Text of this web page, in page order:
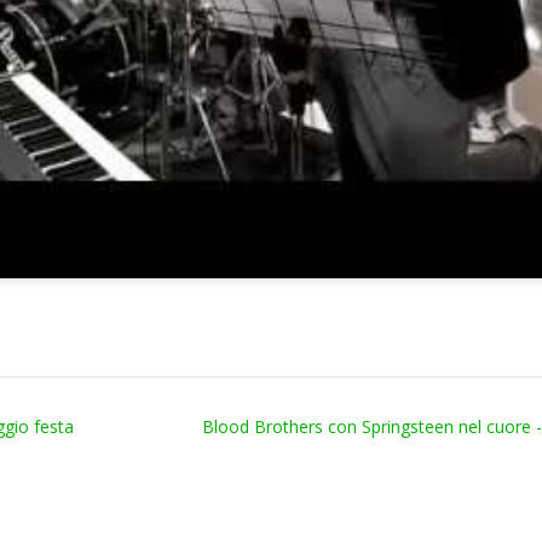
festa
Blood Brothers con Springsteen nel cuore